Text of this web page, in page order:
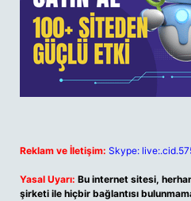
Reklam ve İletişim: Skype:
Yasal Uyarı: Bu internet sitesi,
şirketi ile hiçbir bağlantısı